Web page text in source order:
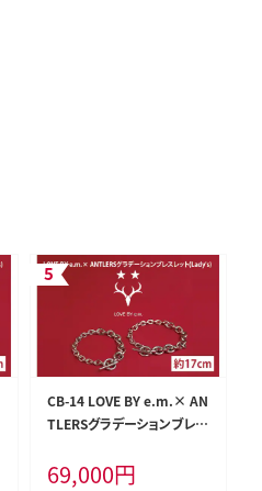
CB-14 LOVE BY e.m.× AN
TLERSグラデーションブレス
69,000円